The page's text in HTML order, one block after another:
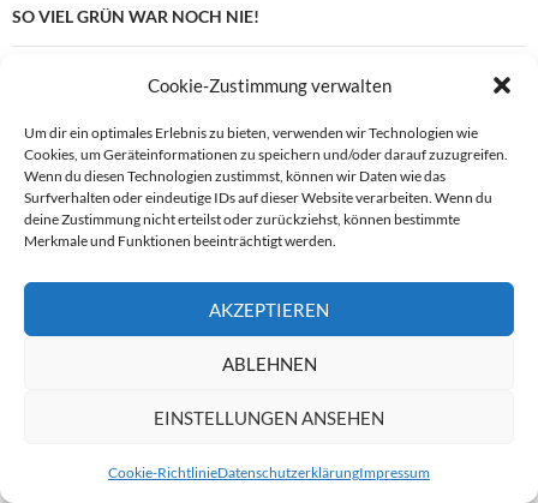
Cookie-Zustimmung verwalten
Um dir ein optimales Erlebnis zu bieten, verwenden wir Technologien wie
Cookies, um Geräteinformationen zu speichern und/oder darauf zuzugreifen.
Wenn du diesen Technologien zustimmst, können wir Daten wie das
Surfverhalten oder eindeutige IDs auf dieser Website verarbeiten. Wenn du
deine Zustimmung nicht erteilst oder zurückziehst, können bestimmte
Merkmale und Funktionen beeinträchtigt werden.
AKZEPTIEREN
ABLEHNEN
EINSTELLUNGEN ANSEHEN
Cookie-RichtlinieDatenschutzerklärungImpressum
SO VIEL GRÜN WAR NOCH NIE!
EIN KOMMENTAR ZU „MIT DER SEILBAHN ZUM
JUBILÄUMS-SOMMERFEST“
Pingback:
DIE KOMMENTARE SIND GESCHLOSSEN.